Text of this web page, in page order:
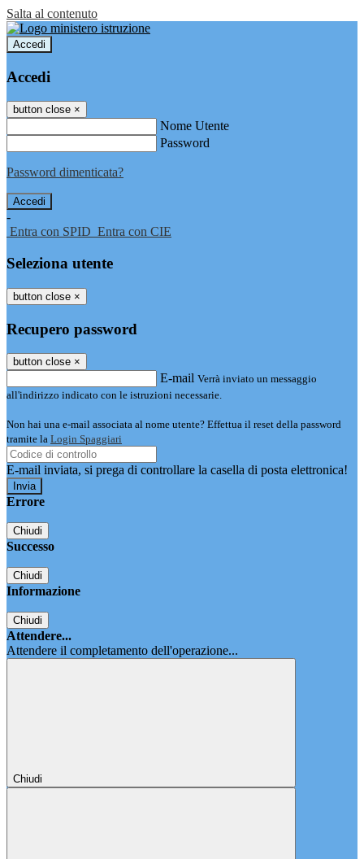
Salta al contenuto
Accedi
Accedi
button close ×
Nome Utente
Password
Password dimenticata?
-
Entra con SPID Entra con CIE
Seleziona utente
button close ×
Recupero password
button close ×
E-mail Verrà inviato un messaggio
all'indirizzo indicato con le istruzioni necessarie.
Non hai una e-mail associata al nome utente? Effettua il reset della password
tramite la Login Spaggiari
E-mail inviata, si prega di controllare la casella di posta elettronica!
Errore
Chiudi
Successo
Chiudi
Informazione
Chiudi
Attendere...
Attendere il completamento dell'operazione...
Chiudi